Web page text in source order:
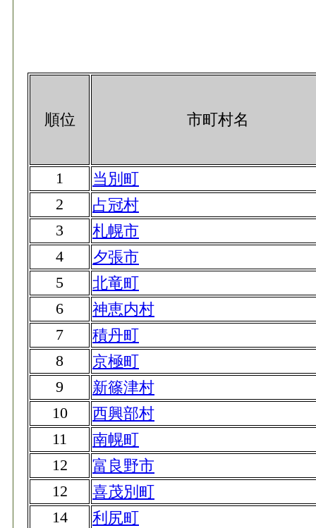
順位 市町村名
1
当別町
2
占冠村
3
札幌市
4
夕張市
5
北竜町
6
神恵内村
7
積丹町
8
京極町
9
新篠津村
10
西興部村
11
南幌町
12
富良野市
12
喜茂別町
14
利尻町